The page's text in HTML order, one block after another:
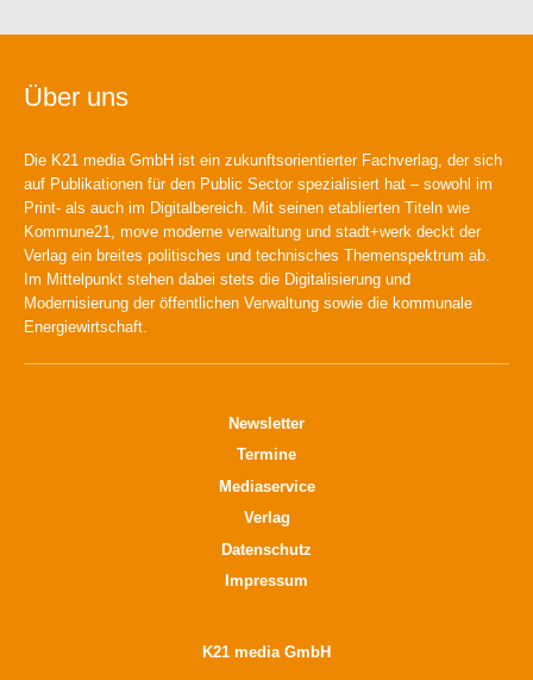
Über uns
Die K21 media GmbH ist ein zukunftsorientierter Fachverlag, der sich
auf Publikationen für den Public Sector spezialisiert hat – sowohl im
Print- als auch im Digitalbereich. Mit seinen etablierten Titeln wie
Kommune21, move moderne verwaltung und stadt+werk deckt der
Verlag ein breites politisches und technisches Themenspektrum ab.
Im Mittelpunkt stehen dabei stets die Digitalisierung und
Modernisierung der öffentlichen Verwaltung sowie die kommunale
Energiewirtschaft.
Newsletter
Termine
Mediaservice
Verlag
Datenschutz
Impressum
K21 media GmbH